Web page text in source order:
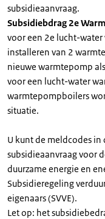
subsidieaanvraag.
Subsidiebdrag 2e
voor een 2e lucht-
installeren van 2
nieuwe warmtepomp
voor een lucht-water
warmtepompboilers
situatie.
U kunt de meldcodes
subsidieaanvraag voor
duurzame energie en
Subsidieregeling
eigenaars (SVVE).
Let op: het